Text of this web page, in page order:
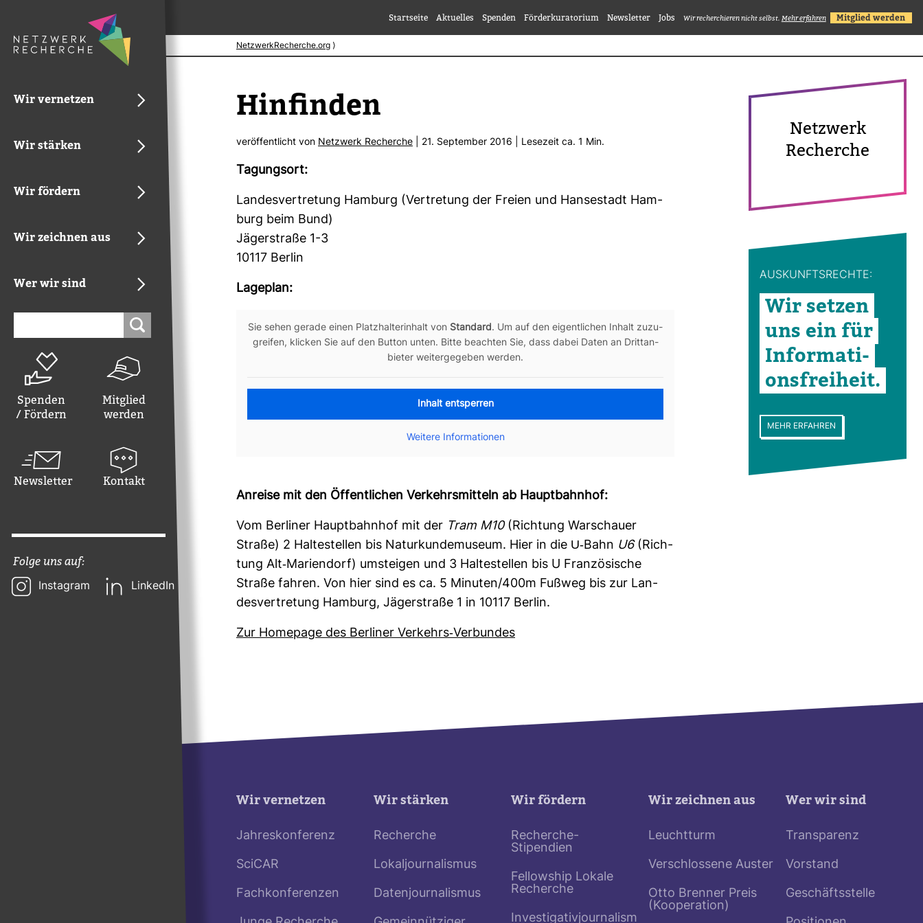
Wir vernetzen
Wir stärken
Wir fördern
Wir zeichnen aus
Wer wir sind
Spenden
/ Fördern
Mitglied
werden
Newsletter Kontakt
Folge uns auf:
Instagram LinkedIn
Startseite Aktuelles Spenden Förderkuratorium Newsletter Jobs Wir recherchieren nicht selbst. Mehr erfahren Mitglied werden
NetzwerkRecherche.org ⟩
Hin­finden
ver­öf­fent­licht von Netz­werk Recherche | 21. Sep­tember 2016 | Lese­zeit ca. 1 Min.
Tagungsort:
Lan­des­ver­tre­tung Ham­burg (Ver­tre­tung der Freien und Han­se­stadt Ham­
burg beim Bund)
Jäger­straße 1-3
10117 Berlin
Lage­plan:
Sie sehen gerade einen Platz­hal­ter­in­halt von Stan­dard. Um auf den eigent­li­chen Inhalt zuzu­
greifen, kli­cken Sie auf den Button unten. Bitte beachten Sie, dass dabei Daten an Dritt­an­
bieter wei­ter­ge­geben werden.
Inhalt entsperren
Wei­tere Infor­ma­tionen
Anreise mit den Öffent­li­chen Ver­kehrs­mit­teln ab Haupt­bahnhof:
Vom Ber­liner Haupt­bahnhof mit der Tram M10(Rich­tung War­schauer
Straße) 2 Hal­te­stellen bis Natur­kun­de­mu­seum. Hier in die U-​Bahn U6(Rich­
tung Alt-​Mari­en­dorf) umsteigen und 3 Hal­te­stellen bis U Fran­zö­si­sche
Straße fahren. Von hier sind es ca. 5 Minuten/400m Fußweg bis zur Lan­
des­ver­tre­tung Ham­burg, Jäger­straße 1 in 10117 Berlin.
Zur Home­page des Ber­liner Ver­kehrs-​Ver­bundes
Netz­werk
Recherche
AUS­KUNFTS­RECHTE:
Wir setzen
uns ein für
Infor­ma­ti­
ons­frei­heit.
MEHR ERFAHREN
Wir vernetzen
Jahreskonferenz
SciCAR
Fachkonferenzen
Wir stärken
Recherche
Lokaljournalismus
Datenjournalismus
Wir fördern
Recherche-
Stipendien
Fellowship Lokale
Recherche
Investigativjournalism
Wir zeichnen aus
Leuchtturm
Verschlossene Auster
Otto Brenner Preis
(Kooperation)
Wer wir sind
Transparenz
Vorstand
Geschäftsstelle